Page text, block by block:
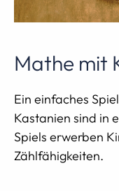
Mathe mit
Ein einfaches
Kastanien sind in
Spiels erwerben
Zählfähigkeiten.